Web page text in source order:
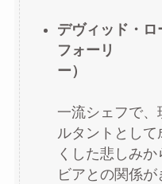
デヴィッド・ロ
フォーリ
ー）
👉 主
一流シェフで
ルタントとし
くした悲しみ
ビアとの関係が